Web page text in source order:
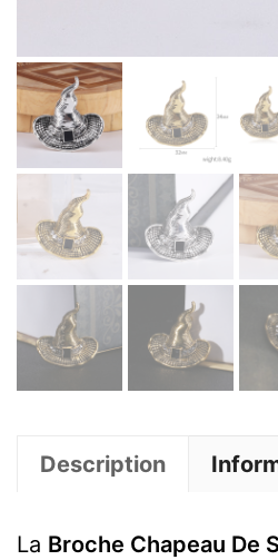
Description
La Broche Chapeau De